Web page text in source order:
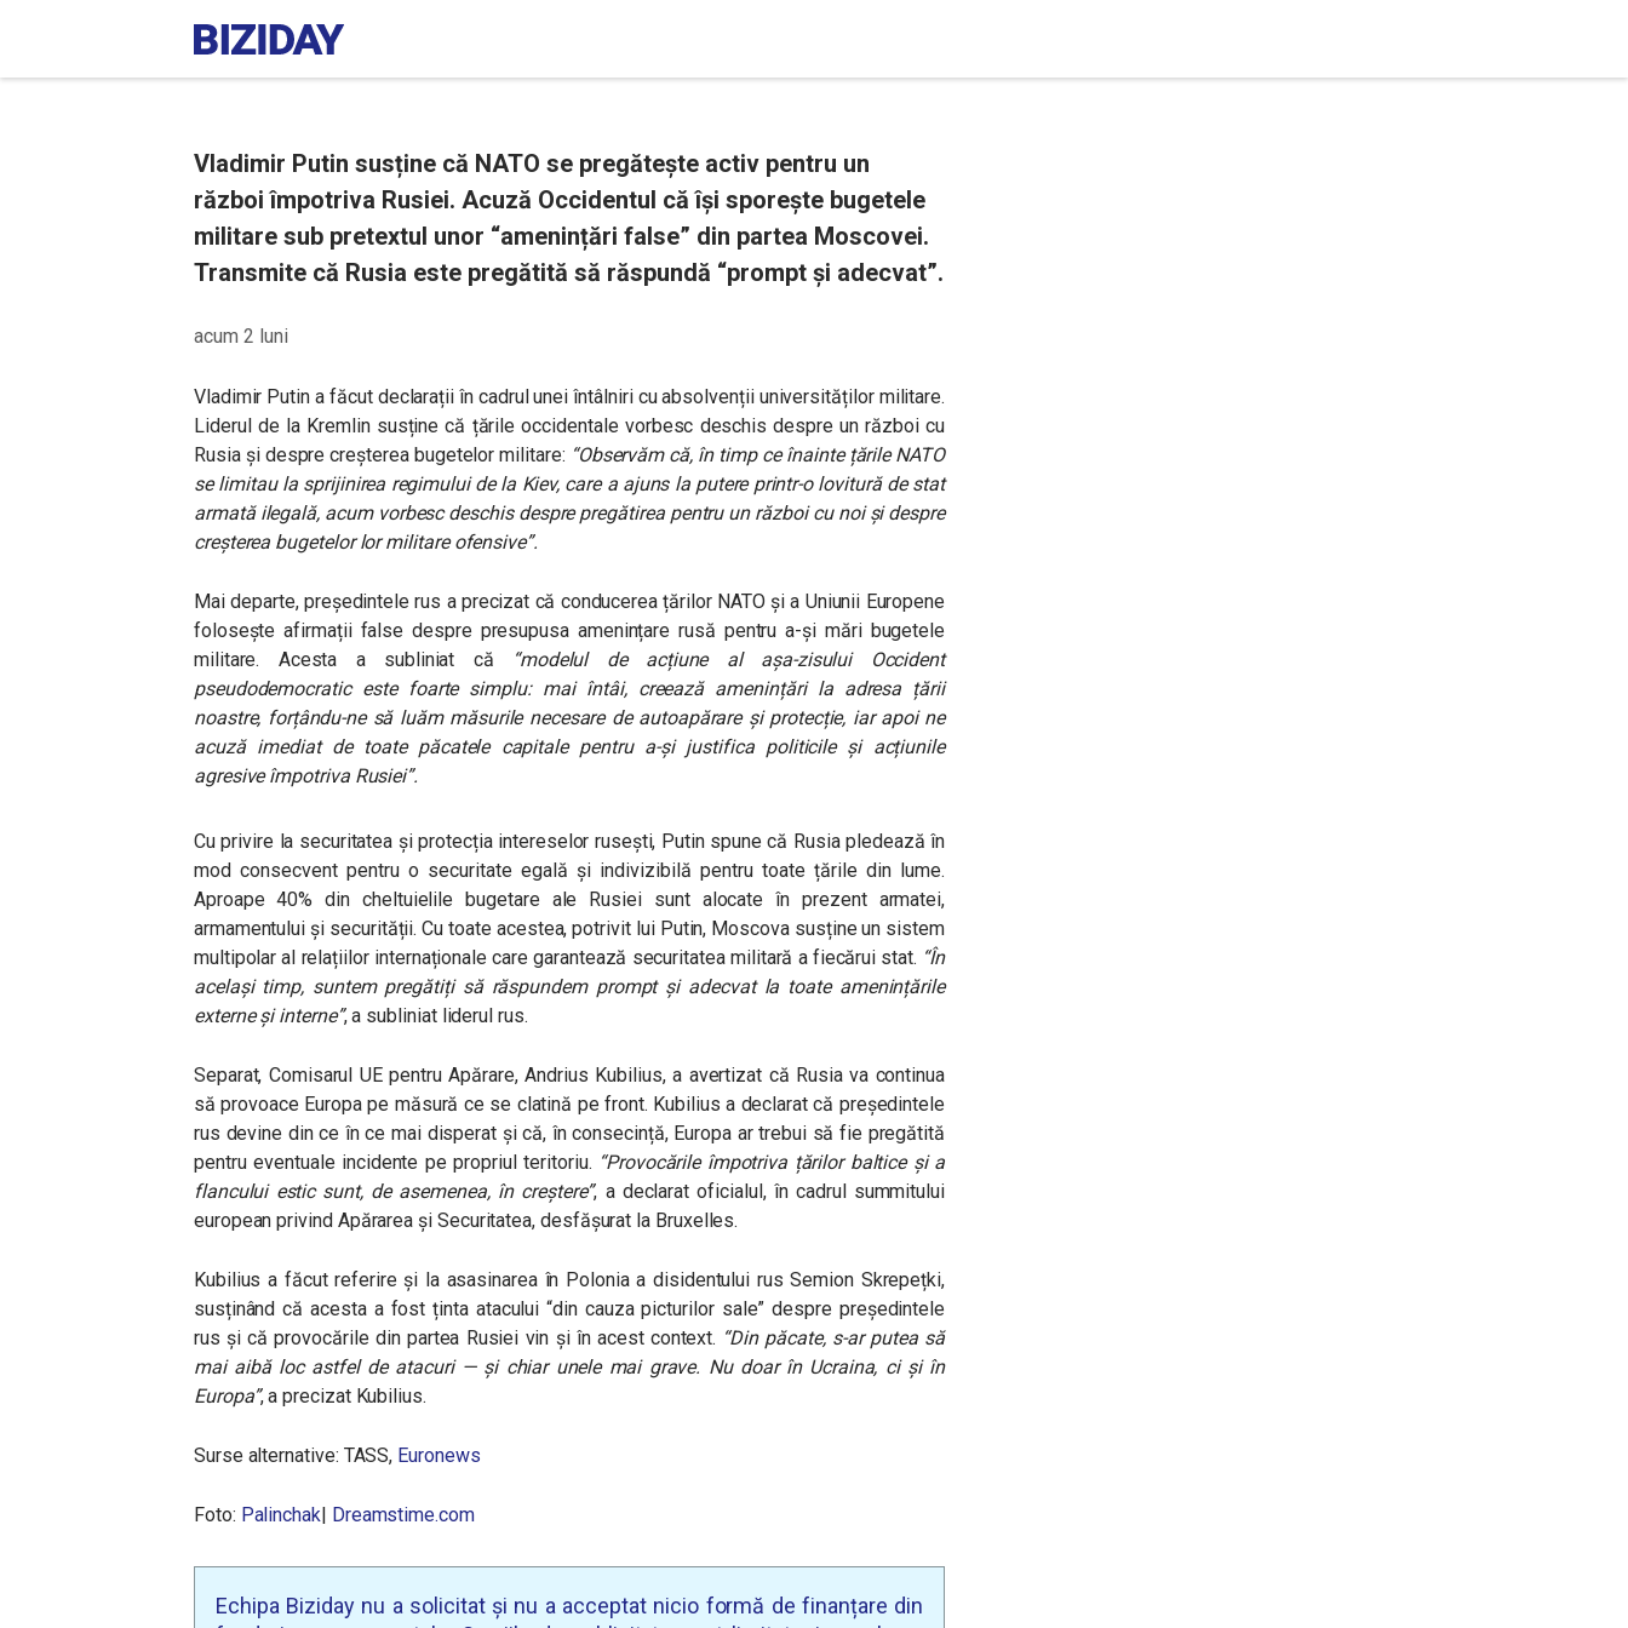
Vladimir Putin susține că NATO se pregătește activ pentru un
război împotriva Rusiei. Acuză Occidentul că își sporește bugetele
militare sub pretextul unor “amenințări false” din partea Moscovei.
Transmite că Rusia este pregătită să răspundă “prompt și adecvat”.
acum 2 luni
Vladimir Putin a făcut declarații în cadrul unei întâlniri cu absolvenții universităților militare.
Liderul de la Kremlin susține că țările occidentale vorbesc deschis despre un război cu
Rusia și despre creșterea bugetelor militare: “Observăm că, în timp ce înainte țările NATO
se limitau la sprijinirea regimului de la Kiev, care a ajuns la putere printr-o lovitură de stat
armată ilegală, acum vorbesc deschis despre pregătirea pentru un război cu noi și despre
creșterea bugetelor lor militare ofensive”.
Mai departe, președintele rus a precizat că conducerea țărilor NATO și a Uniunii Europene
folosește afirmații false despre presupusa amenințare rusă pentru a-și mări bugetele
militare. Acesta a subliniat că
“modelul de acțiune al așa-zisului Occident
pseudodemocratic este foarte simplu: mai întâi, creează amenințări la adresa țării
noastre, forțându-ne să luăm măsurile necesare de autoapărare și protecție, iar apoi ne
acuză imediat de toate păcatele capitale pentru a-și justifica politicile și acțiunile
agresive împotriva Rusiei”.
Cu privire la securitatea și protecția intereselor rusești, Putin spune că Rusia pledează în
mod consecvent pentru o securitate egală și indivizibilă pentru toate țările din lume.
Aproape 40% din cheltuielile bugetare ale Rusiei sunt alocate în prezent armatei,
armamentului și securității. Cu toate acestea, potrivit lui Putin, Moscova susține un sistem
multipolar al relațiilor internaționale care garantează securitatea militară a fiecărui stat. “În
același timp, suntem pregătiți să răspundem prompt și adecvat la toate amenințările
externe și interne”, a subliniat liderul rus.
Separat, Comisarul UE pentru Apărare, Andrius Kubilius, a avertizat că Rusia va continua
să provoace Europa pe măsură ce se clatină pe front. Kubilius a declarat că președintele
rus devine din ce în ce mai disperat și că, în consecință, Europa ar trebui să fie pregătită
pentru eventuale incidente pe propriul teritoriu. “Provocările împotriva țărilor baltice și a
flancului estic sunt, de asemenea, în creștere”, a declarat oficialul, în cadrul summitului
european privind Apărarea și Securitatea, desfășurat la Bruxelles.
Kubilius a făcut referire și la asasinarea în Polonia a disidentului rus Semion Skrepețki,
susținând că acesta a fost ținta atacului “din cauza picturilor sale” despre președintele
rus și că provocările din partea Rusiei vin și în acest context. “Din păcate, s-ar putea să
mai aibă loc astfel de atacuri — și chiar unele mai grave. Nu doar în Ucraina, ci și în
Europa”, a precizat Kubilius.
Surse alternative: TASS, Euronews
Foto: Palinchak| Dreamstime.com
Echipa Biziday nu a solicitat și nu a acceptat nicio formă de finanțare din